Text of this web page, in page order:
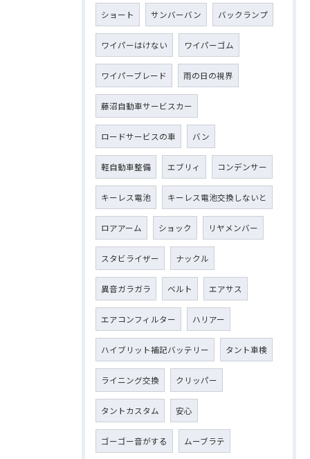
ショート サンバーバン バックランプ
ワイパーはけない ワイパーゴム
ワイパーブレード 雨の日の視界
藤沼自動車サービスカー
ロードサービスの車 バン
軽自動車整備 エブリィ コンデンサー
キーレス電池 キーレス電池交換しないと
ロアアーム ショック リヤメンバー
スタビライザー ナックル
異音ガラガラ ベルト エアサス
エアコンフィルター ハリアー
ハイブリット補記バッテリー タント車検
ライニング交換 クリッパー
タントカスタム 安心
ゴーゴー音がする ムーブラテ